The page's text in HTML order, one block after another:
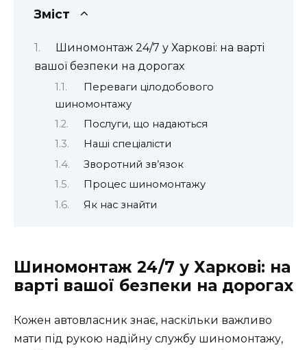
Зміст
Шиномонтаж 24/7 у Харкові: на варті
вашої безпеки на дорогах
Переваги цілодобового
шиномонтажу
Послуги, що надаються
Наші спеціалісти
Зворотний зв’язок
Процес шиномонтажу
Як нас знайти
Шиномонтаж 24/7 у Харкові: на
варті вашої безпеки на дорогах
Кожен автовласник знає, наскільки важливо
мати під рукою надійну службу шиномонтажу,